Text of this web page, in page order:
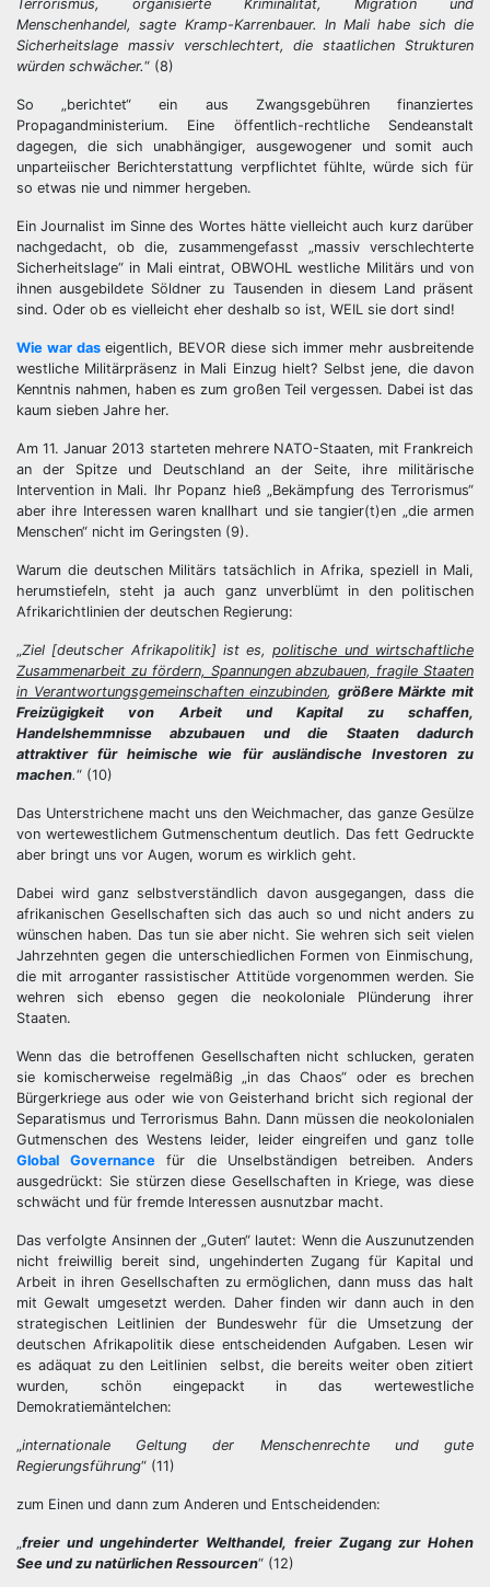
Terrorismus, organisierte Kriminalität, Migration und
Menschenhandel, sagte Kramp-Karrenbauer. In Mali habe sich die
Sicherheitslage massiv verschlechtert, die staatlichen Strukturen
würden schwächer.“ (8)
So „berichtet“ ein aus Zwangsgebühren finanziertes
Propagandministerium. Eine öffentlich-rechtliche Sendeanstalt
dagegen, die sich unabhängiger, ausgewogener und somit auch
unparteiischer Berichterstattung verpflichtet fühlte, würde sich für
so etwas nie und nimmer hergeben.
Ein Journalist im Sinne des Wortes hätte vielleicht auch kurz darüber
nachgedacht, ob die, zusammengefasst „massiv verschlechterte
Sicherheitslage“ in Mali eintrat, OBWOHL westliche Militärs und von
ihnen ausgebildete Söldner zu Tausenden in diesem Land präsent
sind. Oder ob es vielleicht eher deshalb so ist, WEIL sie dort sind!
Wie war daseigentlich, BEVOR diese sich immer mehr ausbreitende
westliche Militärpräsenz in Mali Einzug hielt? Selbst jene, die davon
Kenntnis nahmen, haben es zum großen Teil vergessen. Dabei ist das
kaum sieben Jahre her.
Am 11. Januar 2013 starteten mehrere NATO-Staaten, mit Frankreich
an der Spitze und Deutschland an der Seite, ihre militärische
Intervention in Mali. Ihr Popanz hieß „Bekämpfung des Terrorismus“
aber ihre Interessen waren knallhart und sie tangier(t)en „die armen
Menschen“ nicht im Geringsten (9).
Warum die deutschen Militärs tatsächlich in Afrika, speziell in Mali,
herumstiefeln, steht ja auch ganz unverblümt in den politischen
Afrikarichtlinien der deutschen Regierung:
„Ziel [deutscher Afrikapolitik] ist es,politische und wirtschaftliche
Zusammenarbeit zu fördern, Spannungen abzubauen, fragile Staaten
in Verantwortungsgemeinschaften einzubinden, größere Märkte mit
Freizügigkeit von Arbeit und Kapital zu schaffen,
Handelshemmnisse abzubauen und die Staaten dadurch
attraktiver für heimische wie für ausländische Investoren zu
machen.“ (10)
Das Unterstrichene macht uns den Weichmacher, das ganze Gesülze
von wertewestlichem Gutmenschentum deutlich. Das fett Gedruckte
aber bringt uns vor Augen, worum es wirklich geht.
Dabei wird ganz selbstverständlich davon ausgegangen, dass die
afrikanischen Gesellschaften sich das auch so und nicht anders zu
wünschen haben. Das tun sie aber nicht. Sie wehren sich seit vielen
Jahrzehnten gegen die unterschiedlichen Formen von Einmischung,
die mit arroganter rassistischer Attitüde vorgenommen werden. Sie
wehren sich ebenso gegen die neokoloniale Plünderung ihrer
Staaten.
Wenn das die betroffenen Gesellschaften nicht schlucken, geraten
sie komischerweise regelmäßig „in das Chaos“ oder es brechen
Bürgerkriege aus oder wie von Geisterhand bricht sich regional der
Separatismus und Terrorismus Bahn. Dann müssen die neokolonialen
Gutmenschen des Westens leider, leider eingreifen und ganz tolle
Global Governancefür die Unselbständigen betreiben. Anders
ausgedrückt: Sie stürzen diese Gesellschaften in Kriege, was diese
schwächt und für fremde Interessen ausnutzbar macht.
Das verfolgte Ansinnen der „Guten“ lautet: Wenn die Auszunutzenden
nicht freiwillig bereit sind, ungehinderten Zugang für Kapital und
Arbeit in ihren Gesellschaften zu ermöglichen, dann muss das halt
mit Gewalt umgesetzt werden. Daher finden wir dann auch in den
strategischen Leitlinien der Bundeswehr für die Umsetzung der
deutschen Afrikapolitik diese entscheidenden Aufgaben. Lesen wir
es adäquat zu den Leitlinien selbst, die bereits weiter oben zitiert
wurden, schön eingepackt in das wertewestliche
Demokratiemäntelchen:
„internationale Geltung der Menschenrechte und gute
Regierungsführung“ (11)
zum Einen und dann zum Anderen und Entscheidenden:
„freier und ungehinderter Welthandel, freier Zugang zur Hohen
See und zu natürlichen Ressourcen“ (12)